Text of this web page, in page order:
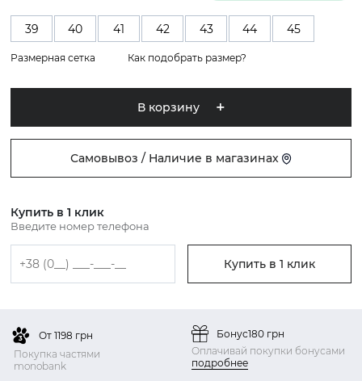
39 40 41 42 43 44 45
Размерная сетка Как подобрать размер?
В корзину
Самовывоз / Наличие в магазинах
Купить в 1 клик
Введите номер телефона
Купить в 1 клик
От 1198 грн
Покупка частями
monobank
Бонус180 грн
Оплачивай покупки бонусами
подробнее